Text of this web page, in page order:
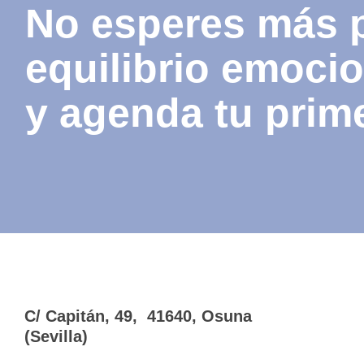
No esperes más
equilibrio
y agenda tu
C/ Capitán, 49, 41640, Osuna
(Sevilla)